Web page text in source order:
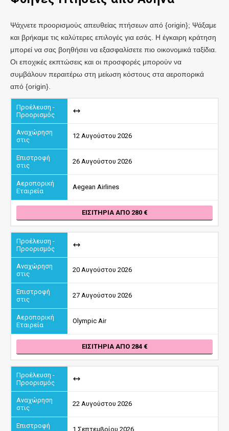
Ψάχνετε προορισμούς απευθείας πτήσεων από {origin}; Ψάξαμε
και βρήκαμε τις καλύτερες επιλογές για εσάς. Η έγκαιρη κράτηση
μπορεί να σας βοηθήσει να εξασφαλίσετε πιο οικονομικά ταξίδια.
Οι εποχικές εκπτώσεις και οι προσφορές μπορούν να
συμβάλουν περαιτέρω στη μείωση κόστους στα αεροπορικά
από {origin}.
12 Αυγούστου 2026
26 Αυγούστου 2026
Aegean Airlines
ΕΙΣΙΤΉΡΙΑ ΑΠΌ 280
20 Αυγούστου 2026
27 Αυγούστου 2026
Olympic Air
ΕΙΣΙΤΉΡΙΑ ΑΠΌ 284
22 Αυγούστου 2026
1 Σεπτεμβρίου 2026